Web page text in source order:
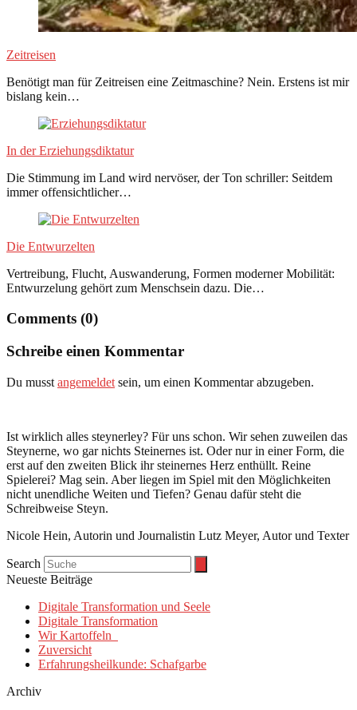
Zeitreisen
Benötigt man für Zeitreisen eine Zeitmaschine? Nein. Erstens ist mir
bislang kein…
In der Erziehungsdiktatur
Die Stimmung im Land wird nervöser, der Ton schriller: Seitdem
immer offensichtlicher…
Die Entwurzelten
Vertreibung, Flucht, Auswanderung, Formen moderner Mobilität:
Entwurzelung gehört zum Menschsein dazu. Die…
Comments (0)
Schreibe einen Kommentar
Du musst angemeldet sein, um einen Kommentar abzugeben.
Ist wirklich alles steynerley? Für uns schon. Wir sehen zuweilen das
Steynerne, wo gar nichts Steinernes ist. Oder nur in einer Form, die
erst auf den zweiten Blick ihr steinernes Herz enthüllt. Reine
Spielerei? Mag sein. Aber liegen im Spiel mit den Möglichkeiten
nicht unendliche Weiten und Tiefen? Genau dafür steht die
Schreibweise Steyn.
Nicole Hein, Autorin und Journalistin Lutz Meyer, Autor und Texter
Search
Neueste Beiträge
Digitale Transformation und Seele
Digitale Transformation
Wir Kartoffeln
Zuversicht
Erfahrungsheilkunde: Schafgarbe
Archiv